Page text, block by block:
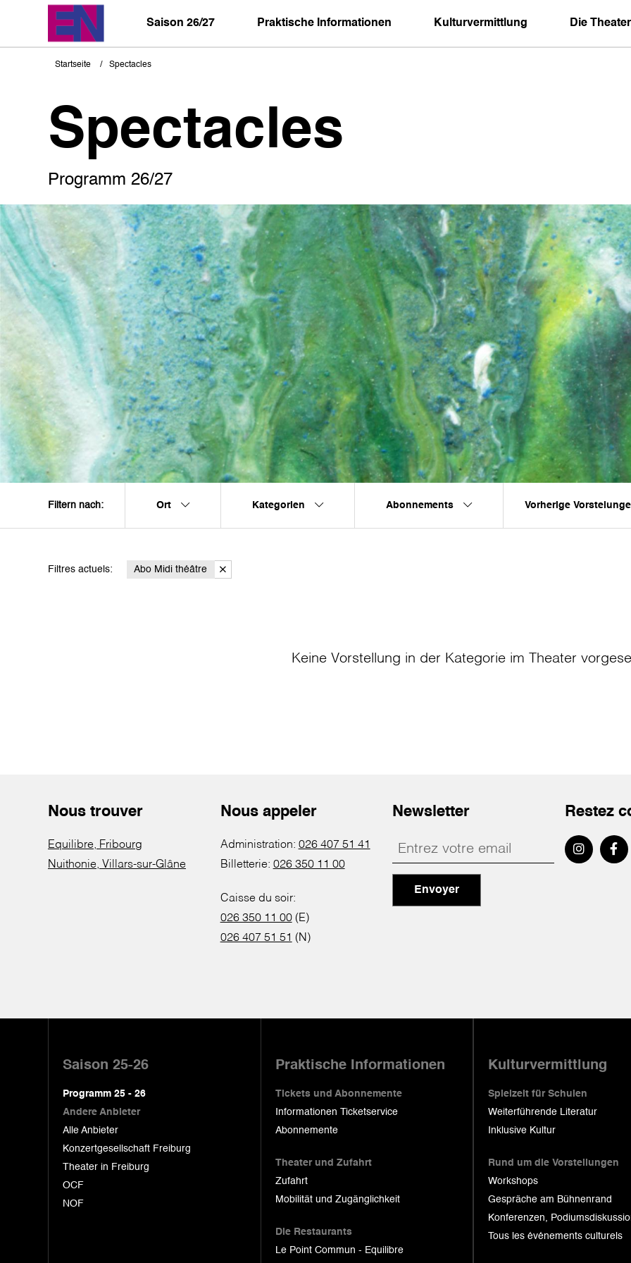
Saison 26/27 Praktische Informationen Kulturvermittlung Die Theater
Pfadnavigation
Startseite Spectacles
Spectacles
Programm 26/27
Filtern nach: Ort Kategorien Abonnements Vorherige
Filtres actuels: Abo Midi théâtre
Keine Vorstellung in der Kategorie im Theater
Nous trouver
Equilibre, Fribourg
Nuithonie, Villars-sur-Glâne
Nous appeler
Administration: 026 407 51 41
Billetterie: 026 350 11 00
Caisse du soir:
026 350 11 00(E)
026 407 51 51 (N)
Newsletter
Envoyer
Restez
Saison 25-26
Programm 25 - 26
Andere Anbieter
Alle Anbieter
Konzertgesellschaft Freiburg
Theater in Freiburg
OCF
NOF
Praktische Informationen
Tickets und Abonnemente
Informationen Ticketservice
Abonnemente
Theater und Zufahrt
Zufahrt
Mobilität und Zugänglichkeit
Die Restaurants
Le Point Commun - Equilibre
Kulturvermittlung
Spielzeit für Schulen
Weiterführende Literatur
Inklusive Kultur
Rund um die Vorstellungen
Workshops
Gespräche am Bühnenrand
Konferenzen,
Tous les événements culturels